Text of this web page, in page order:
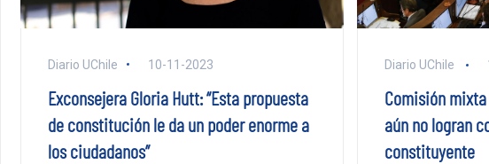
Diario UChile 10-11-2023
Exconsejera Gloria Hutt: “Esta propuesta
de constitución le da un poder enorme a
los ciudadanos”
Diario UChile
Comisión
aún no logran
constituyente